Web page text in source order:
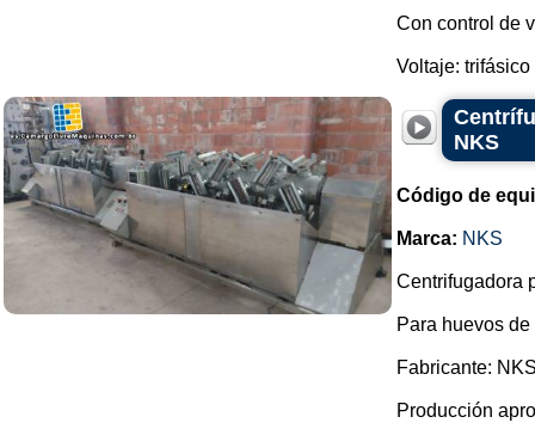
Con control de
Voltaje: trifásico
NKS
Código de
Marca: NKS
Centrifugadora
Para huevos
Fabricante:
Producción